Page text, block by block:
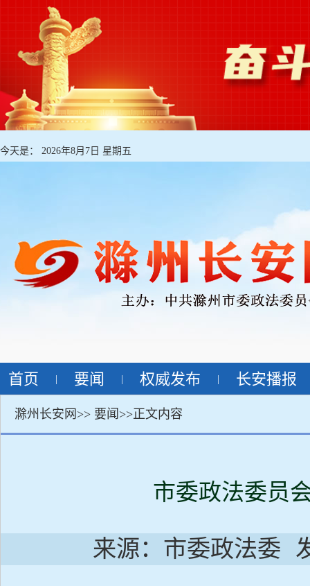
今天是： 2026年8月7日 星期五
首页 要闻 权威发布 长安播报
滁州长安网>> 要闻 >>正文内容
市委政法委员
来源：市委政法委